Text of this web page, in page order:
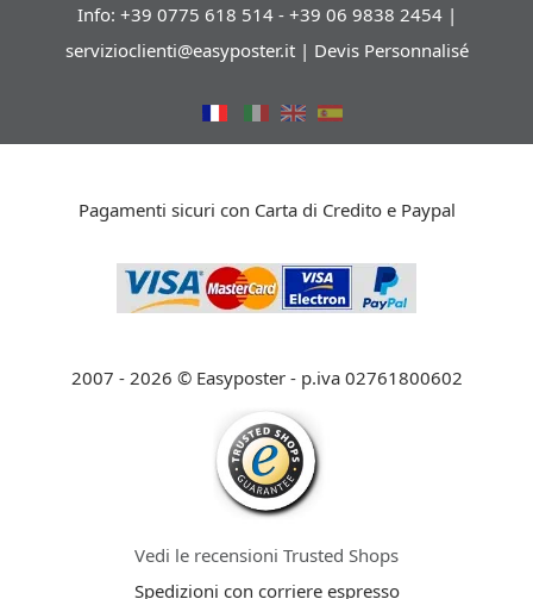
Info: +39 0775 618 514 - +39 06 9838 2454 |
servizioclienti@easyposter.it| Devis Personnalisé
Pagamenti sicuri con Carta di Credito e Paypal
2007 - 2026 © Easyposter - p.iva 02761800602
Vedi le recensioni Trusted Shops
Spedizioni con corriere espresso